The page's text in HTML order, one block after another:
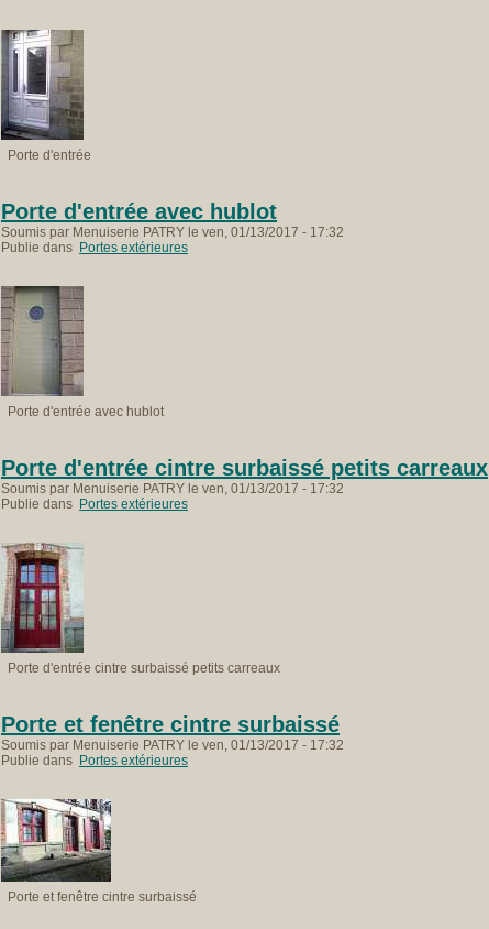
Porte d'entrée
Porte d'entrée avec hublot
Soumis par Menuiserie PATRY le ven, 01/13/2017 - 17:32
Publie dans Portes extérieures
Porte d'entrée avec hublot
Porte d'entrée cintre surbaissé petits carreaux
Soumis par Menuiserie PATRY le ven, 01/13/2017 - 17:32
Publie dans Portes extérieures
Porte d'entrée cintre surbaissé petits carreaux
Porte et fenêtre cintre surbaissé
Soumis par Menuiserie PATRY le ven, 01/13/2017 - 17:32
Publie dans Portes extérieures
Porte et fenêtre cintre surbaissé